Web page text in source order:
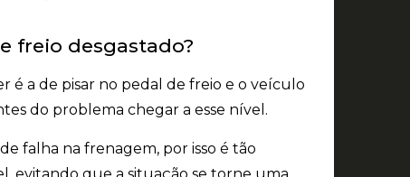
freio desgastado?
é a de pisar no pedal de freio e o veículo
do problema chegar a esse nível.
falha na frenagem, por isso é tão